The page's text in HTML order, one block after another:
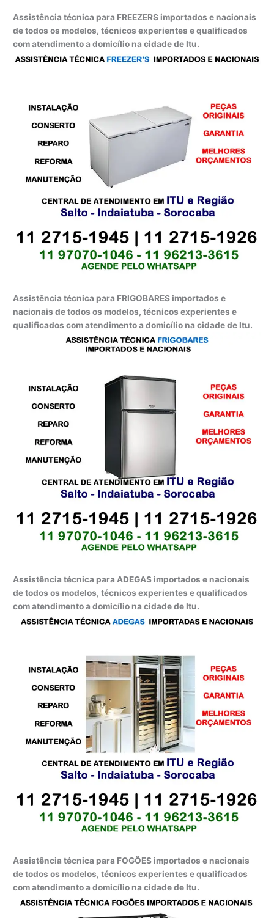
Assistência técnica para FREEZERS importados e nacionais
de todos os modelos, técnicos experientes e qualificados
com atendimento a domicílio na cidade de Itu.
Assistência técnica para FRIGOBARES importados e
nacionais de todos os modelos, técnicos experientes e
qualificados com atendimento a domicílio na cidade de Itu.
Assistência técnica para ADEGAS importados e nacionais
de todos os modelos, técnicos experientes e qualificados
com atendimento a domicílio na cidade de Itu.
Assistência técnica para FOGÕES importados e nacionais
de todos os modelos, técnicos experientes e qualificados
com atendimento a domicílio na cidade de Itu.